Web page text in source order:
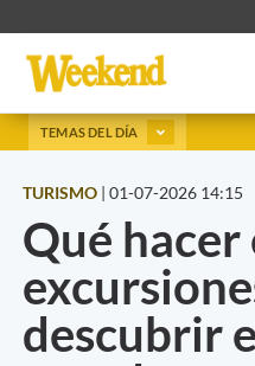
TEMAS DEL DÍA
TURISMO | 01-07-2026 14:15
Qué hacer
descubrir